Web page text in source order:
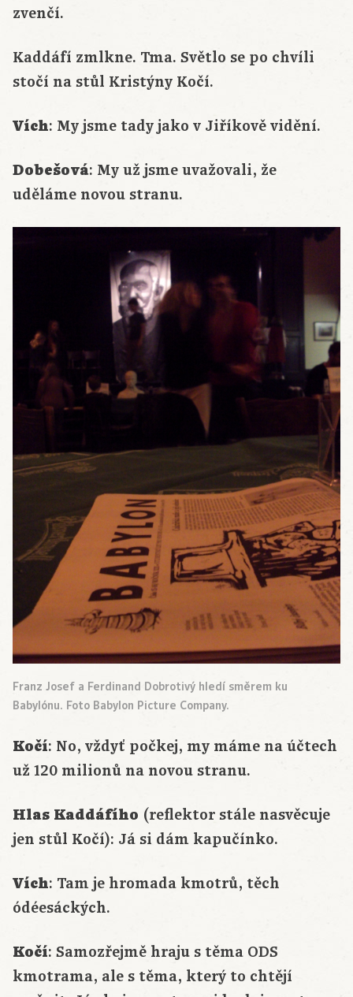
zvenčí.
Kaddáfí zmlkne. Tma. Světlo se po chvíli
stočí na stůl Kristýny Kočí.
Vích: My jsme tady jako v Jiříkově vidění.
Dobešová: My už jsme uvažovali, že
uděláme novou stranu.
Franz Josef a Ferdinand Dobrotivý hledí směrem ku
Babylónu. Foto Babylon Picture Company.
Kočí: No, vždyť počkej, my máme na účtech
už 120 milionů na novou stranu.
Hlas Kaddáfího (reflektor stále nasvěcuje
jen stůl Kočí): Já si dám kapučínko.
Vích: Tam je hromada kmotrů, těch
ódéesáckých.
Kočí: Samozřejmě hraju s těma ODS
kmotrama, ale s těma, který to chtějí